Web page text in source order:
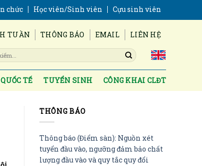
chức Học viên/Sinh viên Cựu sinh viên
TUẦN THÔNG BÁO EMAIL LIÊN HỆ
TẾ TUYỂN SINH CÔNG KHAI CLĐT
THÔNG BÁO
Thông báo (Điểm sàn): Nguồn xét
tuyển đầu vào, ngưỡng đảm bảo chất
lượng đầu vào và quy tắc quy đổi